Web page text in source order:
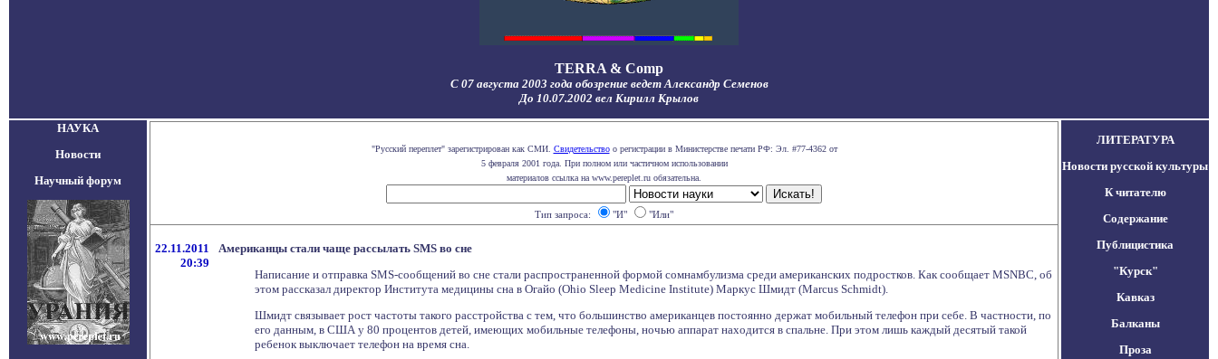
TERRA & Comp
С 07 августа 2003 года обозрение ведет Александр Семенов
До 10.07.2002 вел Кирилл Крылов
НАУКА
Новости
Научный форум
"Русский переплет" зарегистрирован как СМИ. Свидетельствоо регистрации в Министерстве печати РФ: Эл. #77-4362 от
5 февраля 2001 года. При полном или частичном использовании
материалов ссылка на www.pereplet.ru обязательна.
Тип запроса: "И" "Или"
22.11.2011
20:39
Американцы стали чаще рассылать SMS во сне
Написание и отправка SMS-сообщений во сне стали распространенной формой сомнамбулизма среди американских подростков. Как сообщает MSNBC, об
этом рассказал директор Института медицины сна в Огайо (Ohio Sleep Medicine Institute) Маркус Шмидт (Marcus Schmidt).
Шмидт связывает рост частоты такого расстройства с тем, что большинство американцев постоянно держат мобильный телефон при себе. В частности, по
его данным, в США у 80 процентов детей, имеющих мобильные телефоны, ночью аппарат находится в спальне. При этом лишь каждый десятый такой
ребенок выключает телефон на время сна.
ЛИТЕРАТУРА
Новости русской культуры
К читателю
Содержание
Публицистика
"Курск"
Кавказ
Балканы
Проза